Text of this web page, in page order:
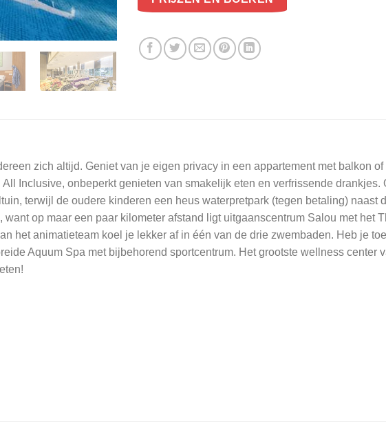
zich altijd. Geniet van je eigen privacy in een appartement met balkon
Inclusive, onbeperkt genieten van smakelijk eten en verfrissende drankjes.
terwijl de oudere kinderen een heus waterpretpark (tegen betaling) naast
op maar een paar kilometer afstand ligt uitgaanscentrum Salou met het
het animatieteam koel je lekker af in één van de drie zwembaden. Heb je
Aquum Spa met bijbehorend sportcentrum. Het grootste wellness center